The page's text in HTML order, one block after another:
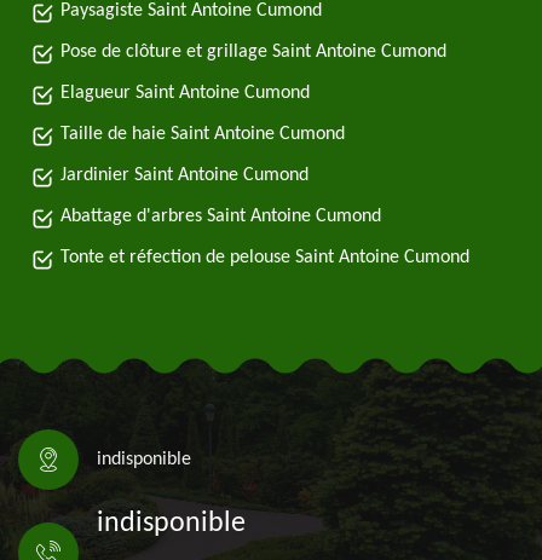
Paysagiste Saint Antoine Cumond
Pose de clôture et grillage Saint Antoine Cumond
Elagueur Saint Antoine Cumond
Taille de haie Saint Antoine Cumond
Jardinier Saint Antoine Cumond
Abattage d'arbres Saint Antoine Cumond
Tonte et réfection de pelouse Saint Antoine Cumond
indisponible
indisponible